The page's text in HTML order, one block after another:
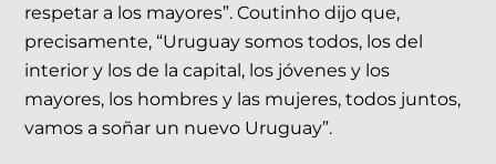
respetar a los mayores”. Coutinho dijo que,
precisamente, “Uruguay somos todos, los del
interior y los de la capital, los jóvenes y los
mayores, los hombres y las mujeres, todos juntos,
vamos a soñar un nuevo Uruguay”.